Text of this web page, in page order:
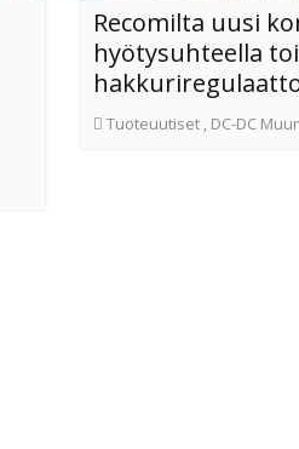
Recomilta uusi
hyötysuhteella
Tuoteuutiset, DC-DC